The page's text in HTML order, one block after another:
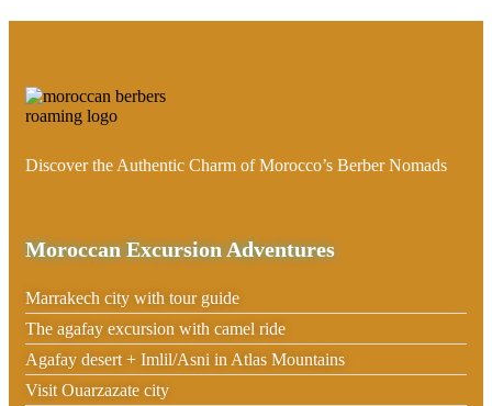
Discover the Authentic Charm of Morocco’s Berber Nomads
Moroccan Excursion Adventures
Marrakech city with tour guide
The agafay excursion with camel ride
Agafay desert + Imlil/Asni in Atlas Mountains
Visit Ouarzazate city